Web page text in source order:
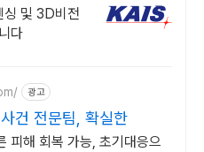
싱 및 3D비전
다
광고
건 전문팀, 확실한
피해 회복 가능, 초기대응으